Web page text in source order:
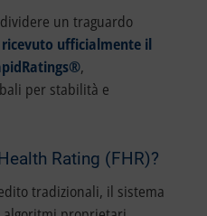
un traguardo
ricevuto ufficialmente il
,
per stabilità e
Rating (FHR)?
tradizionali, il sistema